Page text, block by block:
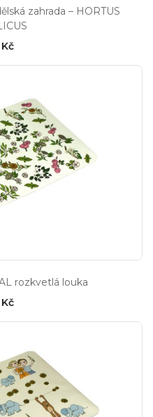
zahrada – HORTUS
rozkvetlá louka